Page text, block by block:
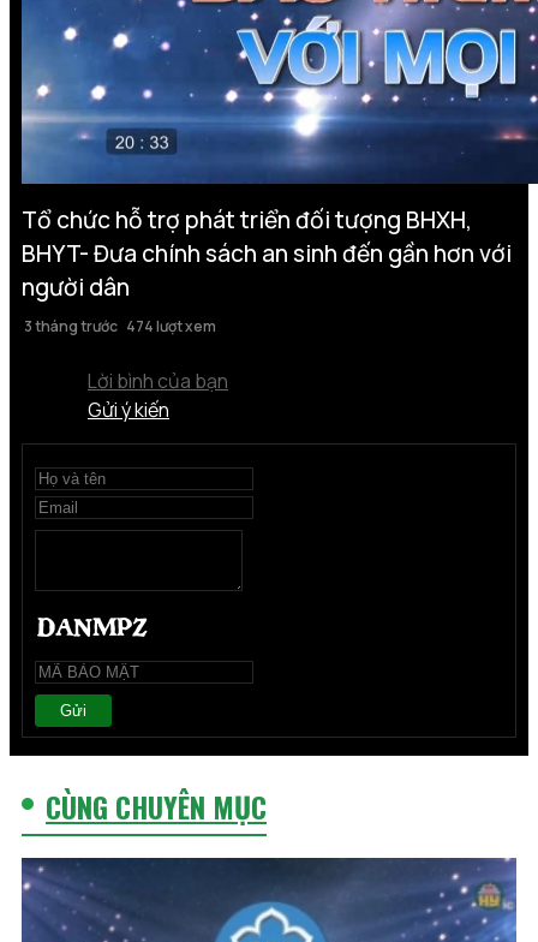
Tổ chức hỗ trợ phát triển đối tượng BHXH,
BHYT- Đưa chính sách an sinh đến gần hơn với
người dân
3 tháng trước 474 lượt xem
Lời bình của bạn
Gửi ý kiến
Gửi
CÙNG CHUYÊN MỤC